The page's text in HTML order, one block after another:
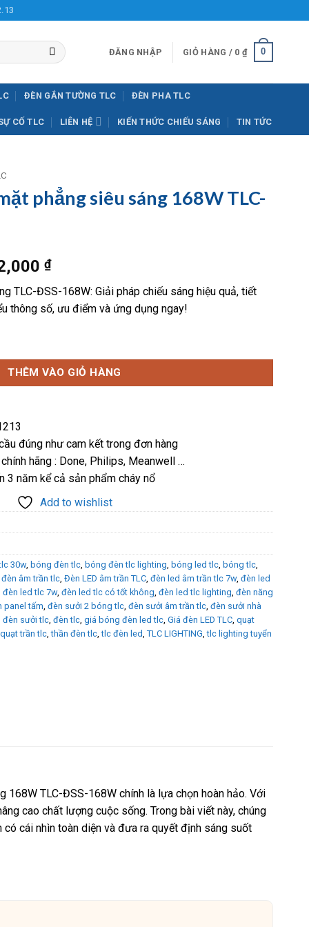
ĐĂNG NHẬP GIỎ HÀNG / 0 ₫ 0
ĐÈN GẮN TƯỜNG TLC ĐÈN PHA TLC
CỐ TLC LIÊN HỆ KIẾN THỨC CHIẾU SÁNG TIN TỨC
phẳng siêu sáng 168W TLC-
₫.
₫Giá
hiện
tại
là:
TLC-ĐSS-168W: Giải pháp chiếu sáng hiệu quả, tiết
thông số, ưu điểm và ứng dụng ngay!
THÊM VÀO GIỎ HÀNG
đúng như cam kết trong đơn hàng
hãng : Done, Philips, Meanwell …
3 năm kể cả sản phẩm cháy nổ
Add to wishlist
30w, bóng đèn tlc bóng đèn tlc lighting bóng led tlc bóng tlc
đèn âm trần tlc Đèn LED âm trần TLC đèn led âm trần tlc 7w, đèn led
đèn led tlc 7w, đèn led tlc có tốt không đèn led tlc lighting đèn năng
panel tấm đèn sưởi 2 bóng tlc đèn sưởi âm trần tlc đèn sưởi nhà
đèn sưởi tlc đèn tlc giá bóng đèn led tlc Giá đèn LED TLC quạt
quạt trần tlc ,thần đèn tlc ,tlc đèn led TLC LIGHTING ,tlc lighting tuyển
TLC-ĐSS-168W chính là lựa chọn hoàn hảo. Với
cao chất lượng cuộc sống. Trong bài viết này, chúng
cái nhìn toàn diện và đưa ra quyết định sáng suốt